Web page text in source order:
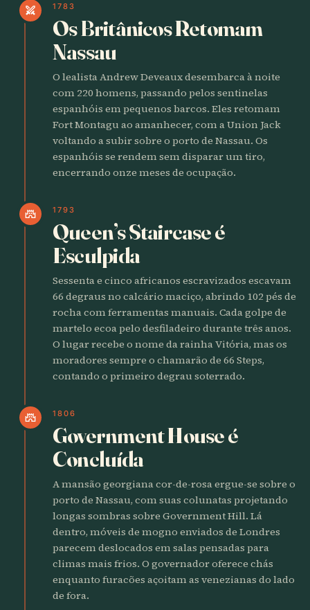
swords 1783
Os Britânicos Retomam
Nassau
O lealista Andrew Deveaux desembarca à noite
com 220 homens, passando pelos sentinelas
espanhóis em pequenos barcos. Eles retomam
Fort Montagu ao amanhecer, com a Union Jack
voltando a subir sobre o porto de Nassau. Os
espanhóis se rendem sem disparar um tiro,
encerrando onze meses de ocupação.
castle 1793
Queen’s Staircase é
Esculpida
Sessenta e cinco africanos escravizados escavam
66 degraus no calcário maciço, abrindo 102 pés de
rocha com ferramentas manuais. Cada golpe de
martelo ecoa pelo desfiladeiro durante três anos.
O lugar recebe o nome da rainha Vitória, mas os
moradores sempre o chamarão de 66 Steps,
contando o primeiro degrau soterrado.
castle 1806
Government House é
Concluída
A mansão georgiana cor-de-rosa ergue-se sobre o
porto de Nassau, com suas colunatas projetando
longas sombras sobre Government Hill. Lá
dentro, móveis de mogno enviados de Londres
parecem deslocados em salas pensadas para
climas mais frios. O governador oferece chás
enquanto furacões açoitam as venezianas do lado
de fora.